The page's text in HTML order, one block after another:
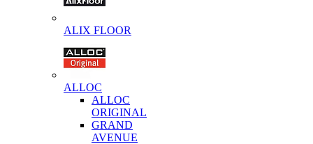
ALIX FLOOR
ALLOC
ALLOC
ORIGINAL
GRAND
AVENUE